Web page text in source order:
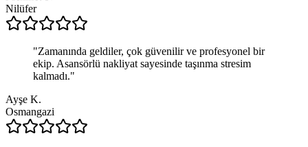
Nilüfer
"Zamanında geldiler, çok güvenilir ve profesyonel bir
ekip. Asansörlü nakliyat sayesinde taşınma stresim
kalmadı."
Ayşe K.
Osmangazi